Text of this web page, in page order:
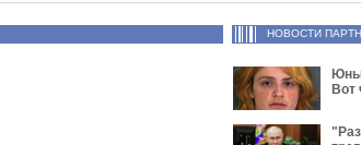
НОВОСТИ
Вот